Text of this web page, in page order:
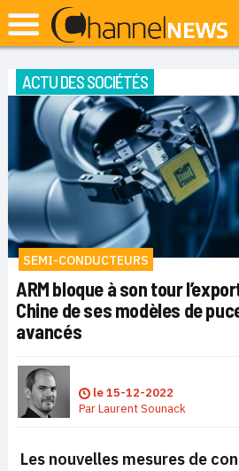
ACTU DES SOCIÉTÉS
SEMI-CONDUCTEURS
ARM bloque à son tour
Chine de ses modèles de
avancés
le15-12-2022
ParLaurent Sounack
Les nouvelles mesures de